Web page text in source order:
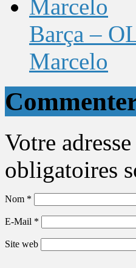
Barça –
Marcelo
Votre
obligatoires
Nom *
E-Mail *
Site web